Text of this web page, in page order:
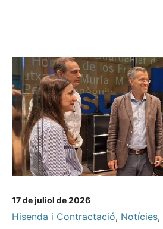
17 de juliol de 2026
Hisenda i Contractació, Notícies,